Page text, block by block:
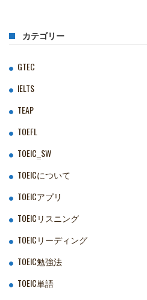
カテゴリー
GTEC
IELTS
TEAP
TOEFL
TOEIC‗SW
TOEICについて
TOEICアプリ
TOEICリスニング
TOEICリーディング
TOEIC勉強法
TOEIC単語